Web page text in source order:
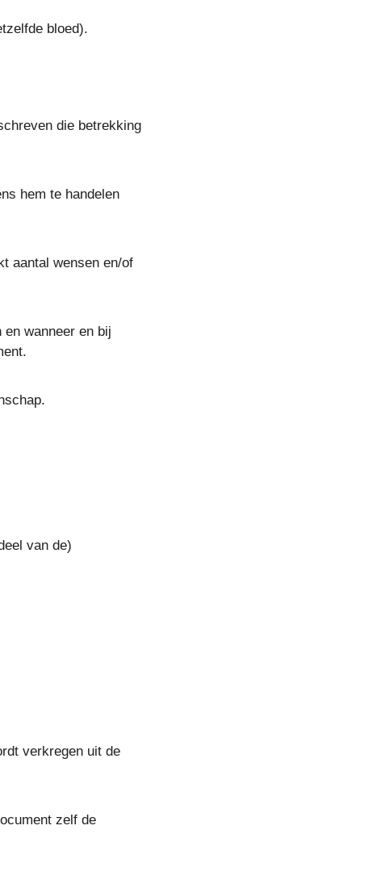
bloed).
die betrekking
hem te handelen
aantal wensen en/of
wanneer en bij
van de)
verkregen uit de
zelf de